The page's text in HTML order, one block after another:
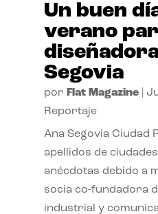
Un buen
verano
Segovia
por Flat Magazine|
Reportaje
Ana Segovia Ciudad
apellidos de
anécdotas debido a
socia co-fundadora
industrial y